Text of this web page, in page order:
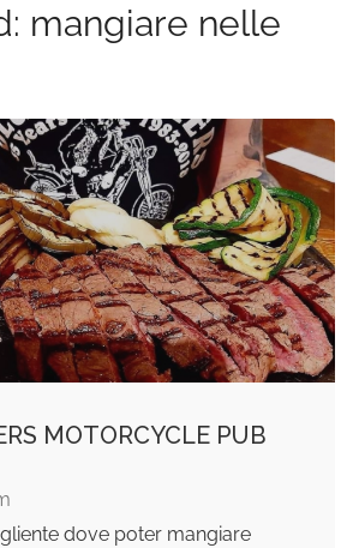
mangiare nelle
MOTORCYCLE PUB
dove poter mangiare